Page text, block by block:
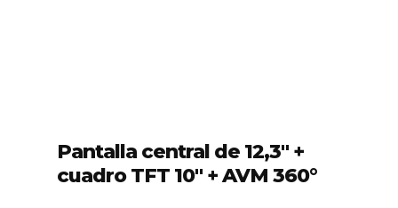
Pantalla central de 12,3" +
cuadro TFT 10" + AVM 360°